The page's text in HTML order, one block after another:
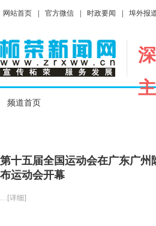
网站首页 官方微信 时政要闻 埠外报
频道首页
第十五届全国运动会在广东广
布运动会开幕
…[详细]